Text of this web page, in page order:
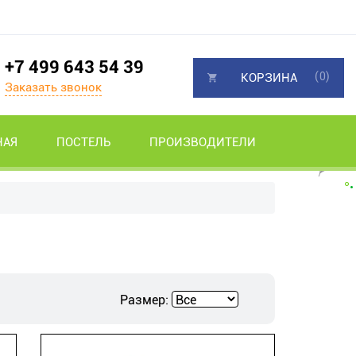
+7 499 643 54 39
Заказать звонок
ПОСТЕЛЬ ПРОИЗВОДИТЕЛИ
КОРЗИНА (0)
Размер: